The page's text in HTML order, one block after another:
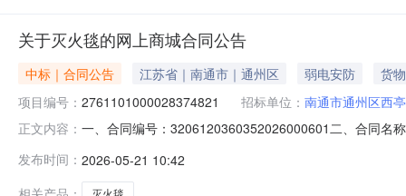
关于灭火毯的网上商城合同公告
中标｜合同公告 江苏省｜南通市｜通州区 弱电安防
货物
项目编号： 2761101000028374821 招标单位： 南通市通州区西
正文内容： 一、合同编号：3206120360352026000601二、合同名
山区锡山区东港镇（港下）湖塘桥村联系方式：
发布时间： 2026-05-21 10:42